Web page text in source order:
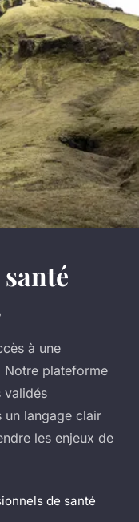
à une
Notre plateforme
validés
un langage clair
les enjeux de
de santé